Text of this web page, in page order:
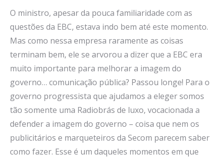
O ministro, apesar da pouca familiaridade com as
questões da EBC, estava indo bem até este momento.
Mas como nessa empresa raramente as coisas
terminam bem, ele se arvorou a dizer que a EBC era
muito importante para melhorar a imagem do
governo… comunicação pública? Passou longe! Para o
governo progressista que ajudamos a eleger somos
tão somente uma Radiobrás de luxo, vocacionada a
defender a imagem do governo – coisa que nem os
publicitários e marqueteiros da Secom parecem saber
como fazer. Esse é um daqueles momentos em que